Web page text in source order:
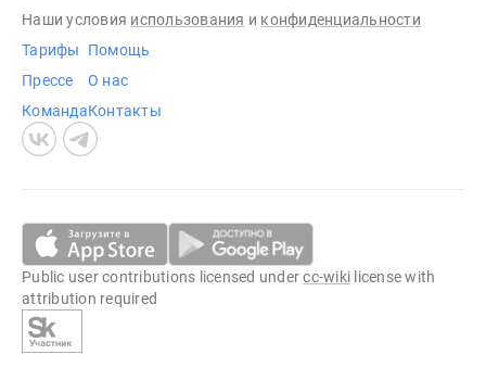
Наши условия использования и конфиденциальности
Тарифы
Прессе
Команда
Помощь
О нас
Контакты
Public user contributions licensed undercc-wiki license with
attribution required